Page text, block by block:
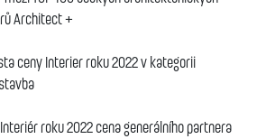
Architect +
ceny Interier roku 2022 v kategorii
roku 2022 cena generálního partnera